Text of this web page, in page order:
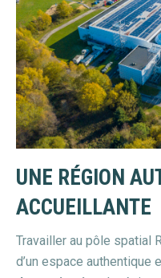
UNE RÉGION
ACCUEILLANTE
Travailler au pôle spatial
d’un espace authentique